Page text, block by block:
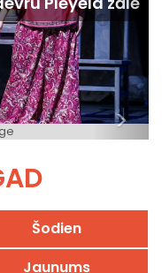
>
Šodien
Jaunums